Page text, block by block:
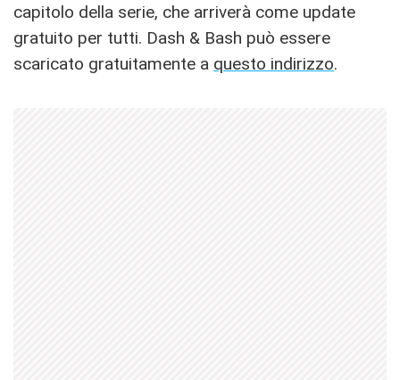
capitolo della serie, che arriverà come update
gratuito per tutti. Dash & Bash può essere
scaricato gratuitamente a questo indirizzo.